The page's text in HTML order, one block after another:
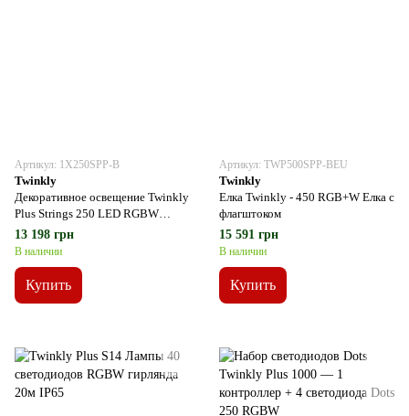
Артикул: 1X250SPP-B
Twinkly
Декоративное освещение Twinkly
Plus Strings 250 LED RGBW
черный, 25м IP65
13 198 грн
В наличии
Купить
Артикул: TWP500SPP-BEU
Twinkly
Елка Twinkly - 450 RGB+W Елка с
флагштоком
15 591 грн
В наличии
Купить